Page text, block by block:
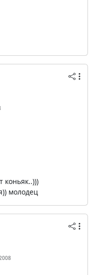
коньяк..)))
молодец